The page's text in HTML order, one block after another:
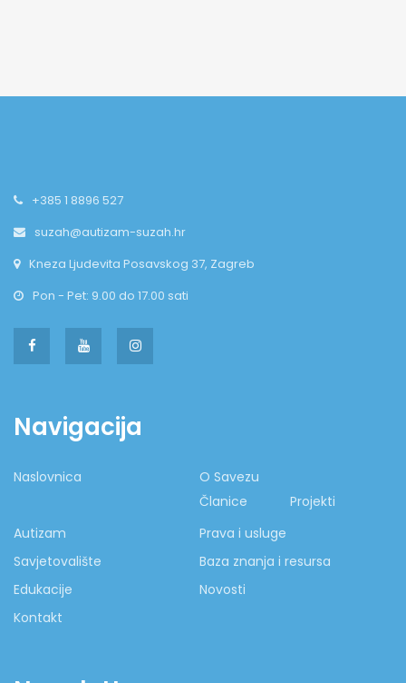
+385 1 8896 527
suzah@autizam-suzah.hr
Kneza Ljudevita Posavskog 37, Zagreb
Pon - Pet: 9.00 do 17.00 sati
Navigacija
Naslovnica
O Savezu
Članice
Projekti
Autizam
Prava i usluge
Savjetovalište
Baza znanja i resursa
Edukacije
Novosti
Kontakt